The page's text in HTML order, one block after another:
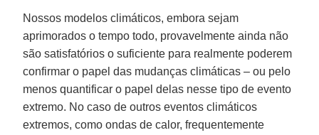
Nossos modelos climáticos, embora sejam
aprimorados o tempo todo, provavelmente ainda não
são satisfatórios o suficiente para realmente poderem
confirmar o papel das mudanças climáticas – ou pelo
menos quantificar o papel delas nesse tipo de evento
extremo. No caso de outros eventos climáticos
extremos, como ondas de calor, frequentemente